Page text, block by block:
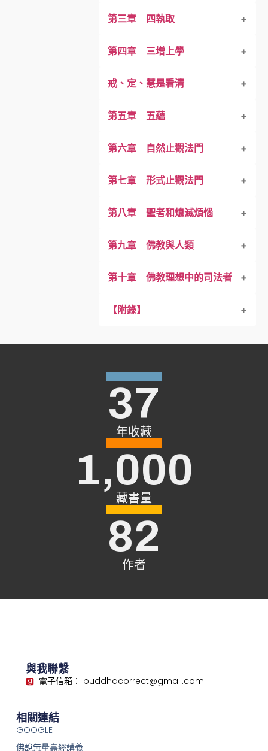
「諸法因緣生，如來說是
「什麼是什麼」── 萬物
注意觀照自己的苦，來學
宇宙三種特性──無常、
不值得拿取、不值得成爲
洞察「擁有」和
阿羅漢──超越善惡境界
第三章 四執取
「欲取」──執取於色、
「見取」── 執著於觀念
「戒禁取」—— 執著於
「我語取」—— 是說
在生命的每一天中認識問題
第四章 三增上學
何謂：「明白」
「戒」—— 使心安住在清
「定」──清淨、寂靜
「定」與「慧」是相輔相成
「慧」─「看清」真相、
戒、定、慧是看清
第五章 五蘊
五 蘊
「如實知」→五蘊是無我
「假名」、「法制」
「空」→ 空掉自我
第六章 自然止觀法門
法喜充滿．心的止靜
「定」→適合於實行工作
洞察真理
佛陀．阿羅漢
「不值得拿取、
厭離．離欲、解脫、清淨
寂靜、涅槃
第七章 形式止觀法門
戒清淨．定清淨
見清淨．度疑清淨
道非道智見清淨
行道智見清淨
智見清淨
第八章 聖者和熄滅煩惱
「須陀洹」——熄滅身見
「斯陀含」．「阿那含」
「阿羅漢」——圓滿地
「涅槃」─ 放下苦和煩惱
第九章 佛教與人類
佛教起因
佛教？非佛教？
宏觀佛教
精神樂園
第十章 佛教理想中的司法者
維護正法
戰勝偏私
宗教的三種類
小乘？大乘？
認清動機
增長助緣
【附錄】
年收藏
37
藏書量
1,000
作者
82
與我聯繫
電子信箱： buddhacorrect@gmail.com
相關連結
GOOGLE
佛說無量壽經講義